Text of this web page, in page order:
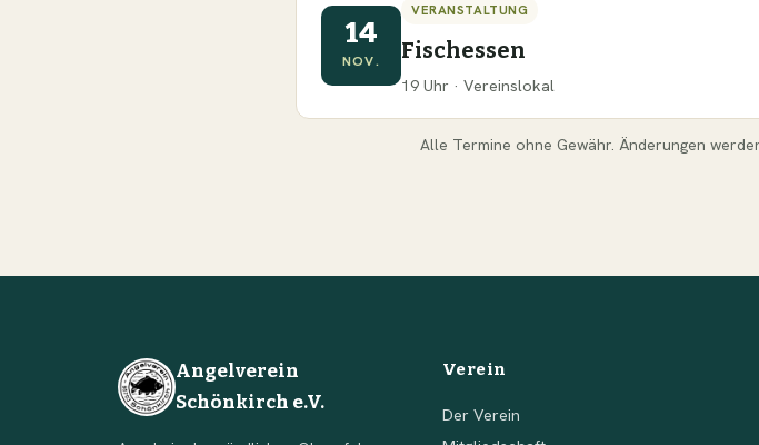
14
NOV.
VERANSTALTUNG
Fischessen
19 Uhr · Vereinslokal
Alle Termine ohne Gewähr. Änderungen
Angelverein
Schönkirch e.V.
Verein
Der Verein